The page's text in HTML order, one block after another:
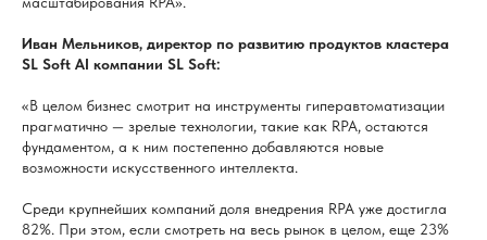
Иван Мельников, директор по развитию продуктов кластера
SL Soft AI компании SL Soft:
«В целом бизнес смотрит на инструменты гиперавтоматизации
прагматично — зрелые технологии, такие как RPA, остаются
фундаментом, а к ним постепенно добавляются новые
возможности искусственного интеллекта.
Среди крупнейших компаний доля внедрения RPA уже достигла
82%. При этом, если смотреть на весь рынок в целом, еще 23%